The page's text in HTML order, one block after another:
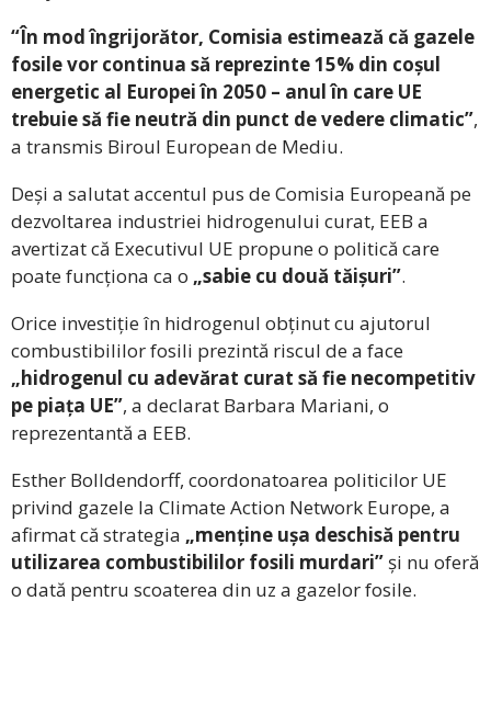
“În mod îngrijorător, Comisia estimează că gazele
fosile vor continua să reprezinte 15% din coșul
energetic al Europei în 2050 – anul în care UE
trebuie să fie neutră din punct de vedere climatic”,
a transmis Biroul European de Mediu.
Deși a salutat accentul pus de Comisia Europeană pe
dezvoltarea industriei hidrogenului curat, EEB a
avertizat că Executivul UE propune o politică care
poate funcționa ca o „sabie cu două tăișuri”.
Orice investiție în hidrogenul obținut cu ajutorul
combustibililor fosili prezintă riscul de a face
„hidrogenul cu adevărat curat să fie necompetitiv
pe piața UE”, a declarat Barbara Mariani, o
reprezentantă a EEB.
Esther Bolldendorff, coordonatoarea politicilor UE
privind gazele la Climate Action Network Europe, a
afirmat că strategia „menține ușa deschisă pentru
utilizarea combustibililor fosili murdari” și nu oferă
o dată pentru scoaterea din uz a gazelor fosile.